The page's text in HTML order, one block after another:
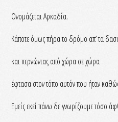
Ονομάζεται Αρκαδία.
Κάποτε όμως πήρα το δρόμο απ’ τα
και περνώντας από χώρα σε χώρα
έφτασα στον τόπο αυτόν που ήταν
Εμείς εκεί πάνω δε γνωρίζουμε τόσο